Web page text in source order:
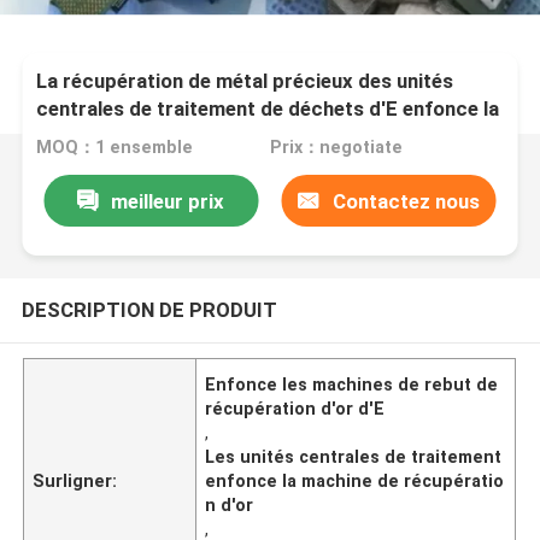
La récupération de métal précieux des unités
centrales de traitement de déchets d'E enfonce la
machine de récupération d'or
MOQ：1 ensemble Prix：negotiate
meilleur prix Contactez nous
DESCRIPTION DE PRODUIT
Surligner:
Enfonce les machines de rebut de
récupération d'or d'E
,
Les unités centrales de traitement
enfonce la machine de récupératio
n d'or
,